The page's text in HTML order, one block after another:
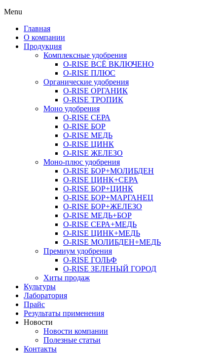
Menu
Главная
О компании
Продукция
Комплексные удобрения
O-RISE ВСЁ ВКЛЮЧЕНО
O-RISE ПЛЮС
Органические удобрения
O-RISE ОРГАНИК
O-RISE ТРОПИК
Моно удобрения
O-RISE СЕРА
O-RISE БОР
O-RISE МЕДЬ
O-RISE ЦИНК
O-RISE ЖЕЛЕЗО
Моно-плюс удобрения
O-RISE БОР+МОЛИБДЕН
O-RISE ЦИНК+СЕРА
O-RISE БОР+ЦИНК
O-RISE БОР+МАРГАНЕЦ
O-RISE БОР+ЖЕЛЕЗО
O-RISE МЕДЬ+БОР
O-RISE СЕРА+МЕДЬ
O-RISE ЦИНК+МЕДЬ
O-RISE МОЛИБДЕН+МЕДЬ
Премиум удобрения
O-RISE ГОЛЬФ
O-RISE ЗЕЛЕНЫЙ ГОРОД
Хиты продаж
Культуры
Лаборатория
Прайс
Результаты применения
Новости
Новости компании
Полезные статьи
Контакты